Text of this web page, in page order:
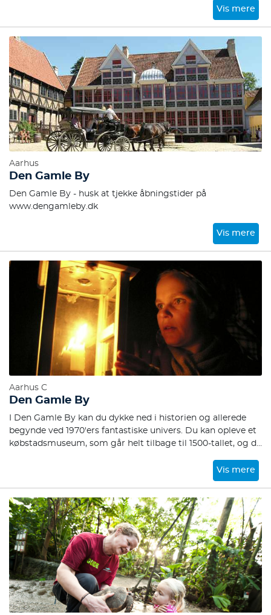
Vis mere
Aarhus
Den Gamle By
Den Gamle By - husk at tjekke åbningstider på
www.dengamleby.dk
Vis mere
Aarhus C
Den Gamle By
I Den Gamle By kan du dykke ned i historien og allerede
begynde ved 1970'ers fantastiske univers. Du kan opleve et
købstadsmuseum, som går helt tilbage til 1500-tallet, og du
historiske bygninger og små museer i museet. En tidsrejse
Vis mere